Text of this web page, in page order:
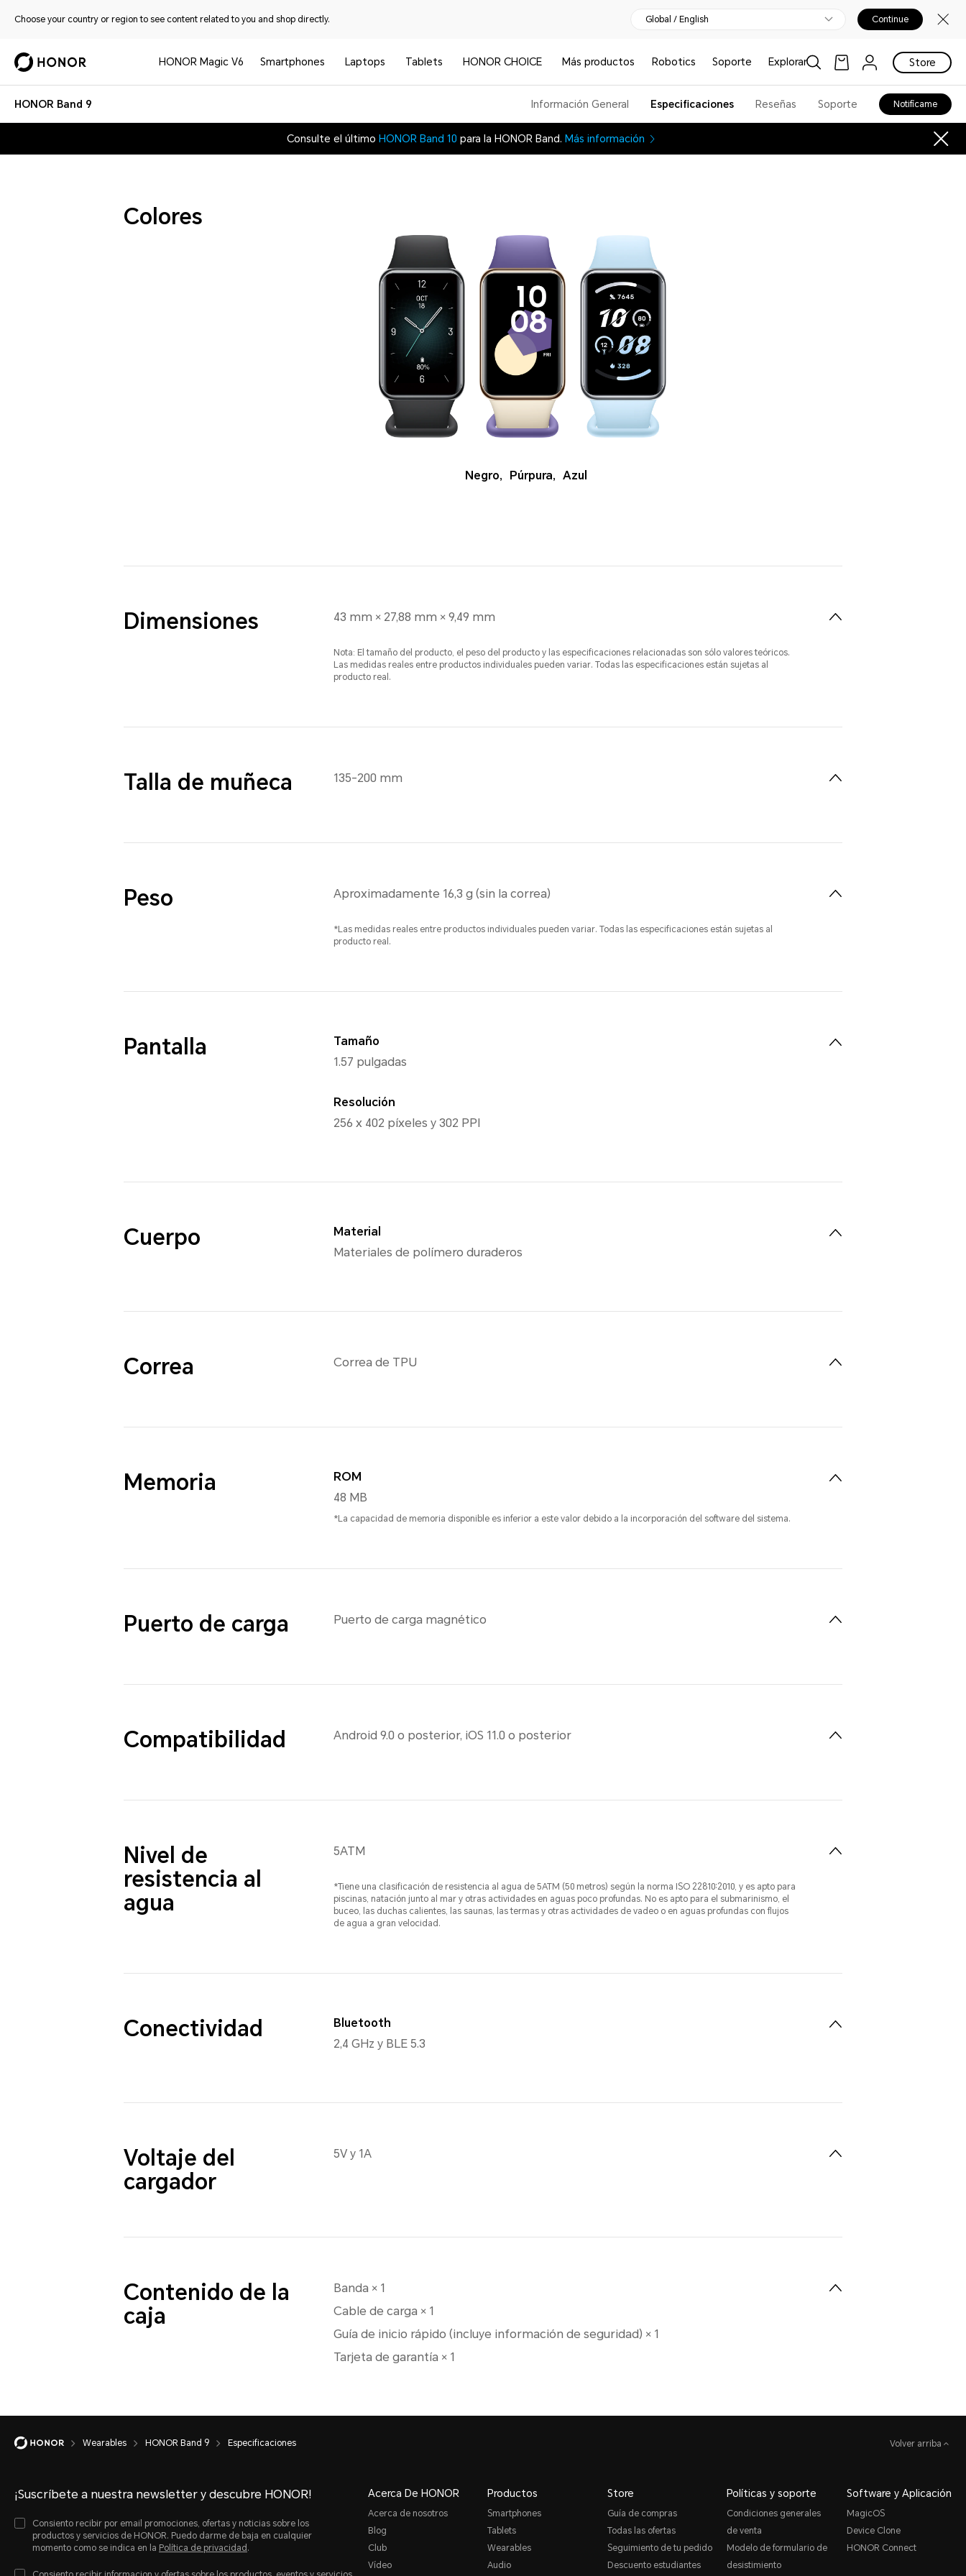
Choose your country or region to see content related to you and shop directly. Global / English Continue
HONOR Magic V6 Smartphones Laptops Tablets HONOR CHOICE Más productos Robotics Soporte Explorar Store
HONOR Band 9 Información General Especificaciones Reseñas Soporte Notifícame
Consulte el último HONOR Band 10 para la HONOR Band. Más información
Colores
Negro, Púrpura, Azul
Dimensiones 43 mm × 27,88 mm × 9,49 mm
Nota: El tamaño del producto, el peso del producto y las especificaciones relacionadas son sólo valores teóricos.
Las medidas reales entre productos individuales pueden variar. Todas las especificaciones están sujetas al
producto real.
Talla de muñeca 135-200 mm
Peso Aproximadamente 16,3 g (sin la correa)
*Las medidas reales entre productos individuales pueden variar. Todas las especificaciones están sujetas al
producto real.
Pantalla
Tamaño
1.57 pulgadas
Resolución
256 x 402 píxeles y 302 PPI
Cuerpo
Material
Materiales de polímero duraderos
Correa Correa de TPU
Memoria
ROM
48 MB
*La capacidad de memoria disponible es inferior a este valor debido a la incorporación del software del sistema.
Puerto de carga Puerto de carga magnético
Compatibilidad Android 9.0 o posterior, iOS 11.0 o posterior
Nivel de
resistencia al
agua
5ATM
*Tiene una clasificación de resistencia al agua de 5ATM (50 metros) según la norma ISO 22810:2010, y es apto para
piscinas, natación junto al mar y otras actividades en aguas poco profundas. No es apto para el submarinismo, el
buceo, las duchas calientes, las saunas, las termas y otras actividades de vadeo o en aguas profundas con flujos
de agua a gran velocidad.
Conectividad
Bluetooth
2,4 GHz y BLE 5.3
Voltaje del
cargador
5V y 1A
Contenido de la
caja
Banda × 1
Cable de carga × 1
Guía de inicio rápido (incluye información de seguridad) × 1
Tarjeta de garantía × 1
Wearables HONOR Band 9 Especificaciones Volver arriba
¡Suscríbete a nuestra newsletter y descubre HONOR!
Consiento recibir por email promociones, ofertas y noticias sobre los
productos y servicios de HONOR. Puedo darme de baja en cualquier
momento como se indica en la Política de privacidad .
Acerca De HONOR
Acerca de nosotros
Blog
Club
Vídeo
Productos
Smartphones
Tablets
Wearables
Audio
Store
Guía de compras
Todas las ofertas
Seguimiento de tu pedido
Descuento estudiantes
Políticas y soporte
Condiciones generales
de venta
Modelo de formulario de
desistimiento
Software y Aplicación
MagicOS
Device Clone
HONOR Connect